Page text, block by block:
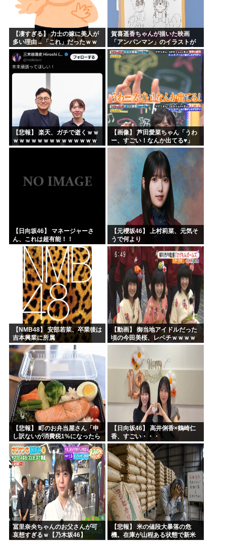
【凄すぎる】 力士の嫁に美人が
多い理由→「これ」だったｗｗ
ｗｗｗｗｗ
賀喜遥香ちゃんが描いた映画
「アンパンマン」のイラストが
上手すぎる！！！【乃木坂46】
【悲報】 楽天、ガチで逝くｗｗ
ｗｗｗｗｗｗｗｗｗｗｗｗｗｗ
ｗｗｗｗ
【画像】 芦田愛菜ちゃん「うわ
ー、すごい！なんか出てる♥」
【日向坂46】 マネージャーさ
ん、これは超有能！！
【元櫻坂46】 上村莉菜、元気そ
うで何より
【NMB48】 安部若菜、卒業後は
吉本興業に所属
【動画】 御当地アイドルだった
頃の今田美桜、レベチｗｗｗｗ
ｗｗｗｗｗｗｗｗｗｗｗｗｗｗ
【悲報】 町のお弁当屋さん「申
し訳ないが消費税1%になったら
その分商品代を値上げするわ」
【日向坂46】 高井俐香×鶴崎仁
香、すごい・・・
冨里奈央ちゃんのお父さんが可
哀想すぎるｗ【乃木坂46】
【悲報】 米の値段大暴落の危
機。在庫が山程ある状態で新米